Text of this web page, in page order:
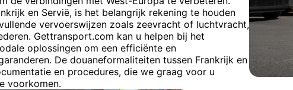
en Servië, is het belangrijk rekening te houden
vervoerswijzen zoals zeevracht of luchtvracht,
Gettransport.com kan u helpen bij het
oplossingen om een efficiënte en
De douaneformaliteiten tussen Frankrijk en
en procedures, die we graag voor u
voorkomen.